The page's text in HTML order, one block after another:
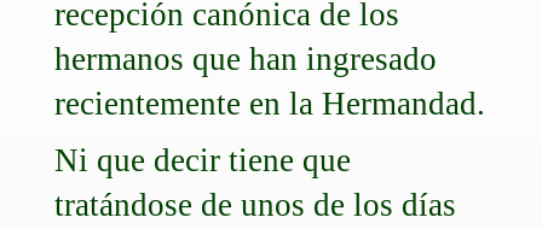
recepción canónica de los
hermanos que han ingresado
recientemente en la Hermandad.
Ni que decir tiene que
tratándose de unos de los días